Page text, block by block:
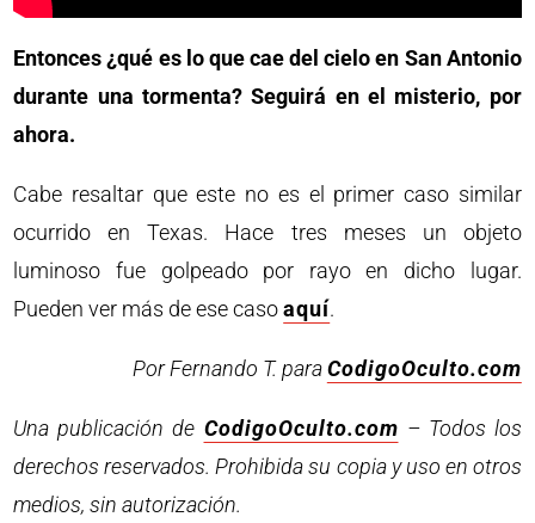
Entonces ¿qué es lo que cae del cielo en San Antonio
durante una tormenta? Seguirá en el misterio, por
ahora.
Cabe resaltar que este no es el primer caso similar
ocurrido en Texas. Hace tres meses un objeto
luminoso fue golpeado por rayo en dicho lugar.
Pueden ver más de ese casoaquí.
Por Fernando T. paraCodigoOculto.com
Una publicación de CodigoOculto.com – Todos los
derechos reservados. Prohibida su copia y uso en otros
medios, sin autorización.